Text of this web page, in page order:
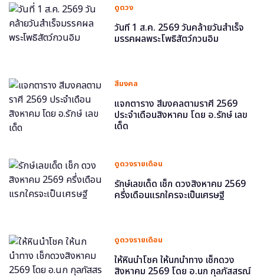
ดูดวง
วันที่ 1 ส.ค. 2569 วันคล้ายวันสำเร็จ
มรรคผลพระโพธิสัตว์กวนอิม
สีมงคล
แจกตาราง สีมงคลตามราศี 2569
ประจำเดือนสิงหาคม โดย อ.รักษ์ เลข
เด็ด
ดูดวงรายเดือน
รักษ์เลขเด็ด เช็ก ดวงสิงหาคม 2569
ครึ่งเดือนแรกใครจะเป็นเศรษฐี
ดูดวงรายเดือน
ให้หินนำโชค ให้นกนำทาง เช็กดวง
สิงหาคม 2569 โดย อ.นก กุลภัสสรณ์